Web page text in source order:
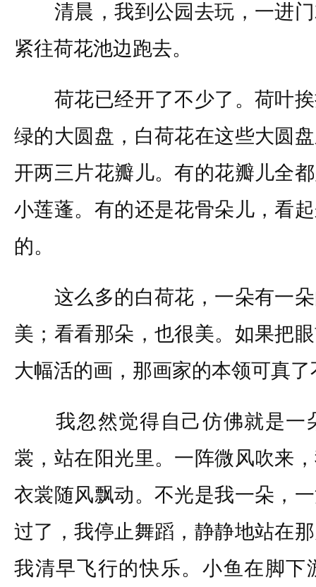
清晨，我到公园去玩，一进门
紧往荷花池边跑去。
荷花已经开了不少了。荷叶挨
绿的大圆盘，白荷花在这些大圆
开两三片花瓣儿。有的花瓣儿全
小莲蓬。有的还是花骨朵儿，看
的。
这么多的白荷花，一朵有一朵
美；看看那朵，也很美。如果把
大幅活的画，那画家的本领可真了
我忽然觉得自己仿佛就是一
裳，站在阳光里。一阵微风吹来
衣裳随风飘动。不光是我一朵，
过了，我停止舞蹈，静静地站在
我清早飞行的快乐。小鱼在脚下